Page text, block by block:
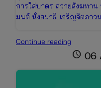
การใส่บาตร ถวายสังฆทา
มนต์ นั่งสมาธิ: เจริญจิตภา
Continue reading
วันพระ
schedule 06